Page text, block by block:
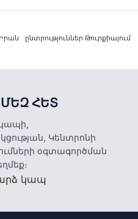
Իրան ընտրություններ Թուրքիայում
ՀԵՏ
Կենտրոնի
օգտագործման
կապ